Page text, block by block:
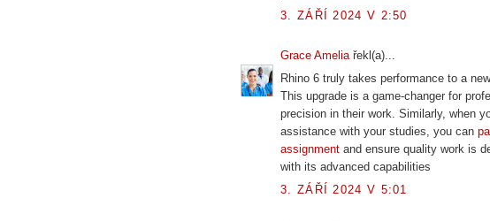
3. ZÁŘÍ 2024 V 2:50
Grace Amelia řekl(a)...
Rhino 6 truly takes performance to a
This upgrade is a game-changer for
precision in their work. Similarly, when
assistance with your studies, you can
assignment and ensure quality work is
with its advanced capabilities
3. ZÁŘÍ 2024 V 5:01